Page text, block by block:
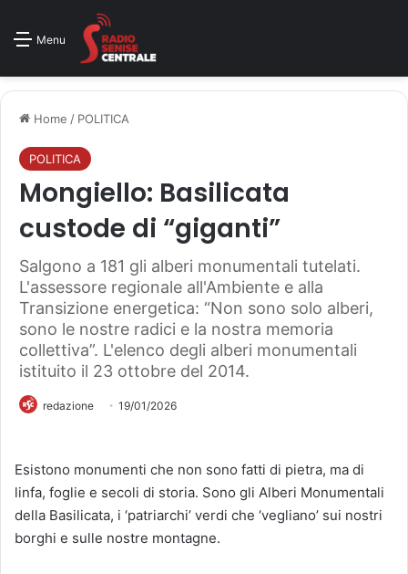
Menu
Home / POLITICA
POLITICA
Mongiello: Basilicata
custode di “giganti”
Salgono a 181 gli alberi monumentali tutelati.
L'assessore regionale all'Ambiente e alla
Transizione energetica: “Non sono solo alberi,
sono le nostre radici e la nostra memoria
collettiva”. L'elenco degli alberi monumentali
istituito il 23 ottobre del 2014.
redazione 19/01/2026
Esistono monumenti che non sono fatti di pietra, ma di
linfa, foglie e secoli di storia. Sono gli Alberi Monumentali
della Basilicata, i ‘patriarchi’ verdi che ‘vegliano’ sui nostri
borghi e sulle nostre montagne.